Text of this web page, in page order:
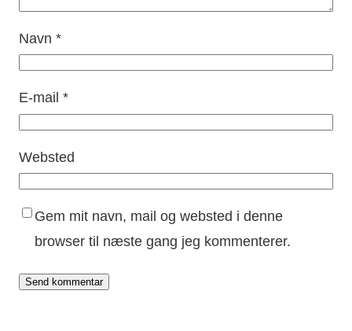
Navn *
E-mail *
Websted
Gem mit navn, mail og websted i denne
browser til næste gang jeg kommenterer.